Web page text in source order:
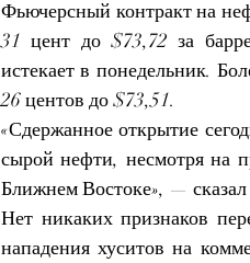
Фьючерсный контракт на
31 цент до $73,72 за
истекает в понедельник.
26 центов до $73,51.
«Сдержанное открытие
сырой нефти, несмотря на
Ближнем Востоке», —
Нет никаких признаков
нападения хуситов на